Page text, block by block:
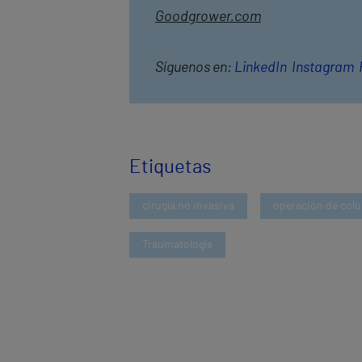
Goodgrower.com
Síguenos en: LinkedIn Instagram
Etiquetas
cirugía no invasiva operación de
Traumatología